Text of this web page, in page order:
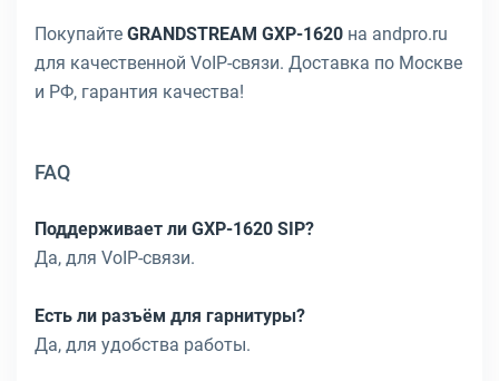
Покупайте GRANDSTREAM GXP-1620 на andpro.ru
для качественной VoIP-связи. Доставка по Москве
и РФ, гарантия качества!
FAQ
Поддерживает ли GXP-1620 SIP?
Да, для VoIP-связи.
Есть ли разъём для гарнитуры?
Да, для удобства работы.